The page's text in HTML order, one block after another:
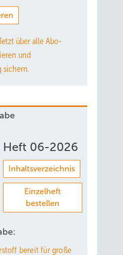
über alle Abo-
und
sichern.
Heft 06-2026
Inhaltsverzeichnis
Einzelheft
bestellen
bereit für große